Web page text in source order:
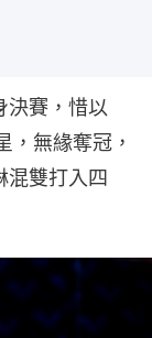
決賽，惜以
，無緣奪冠，
混雙打入四